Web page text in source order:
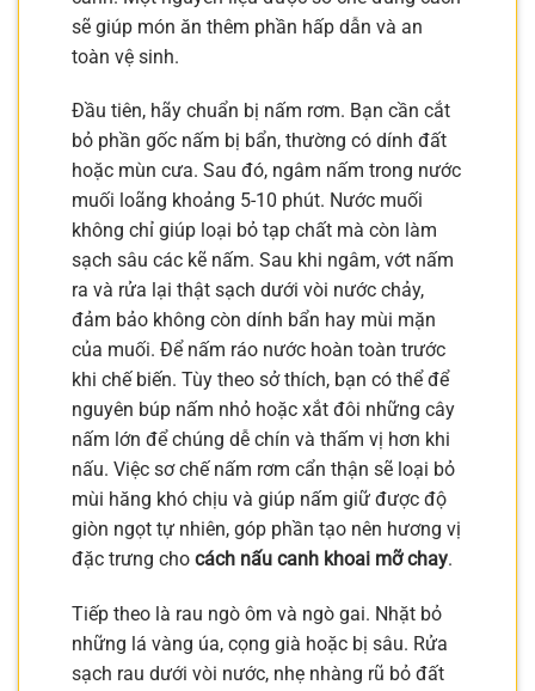
sẽ giúp món ăn thêm phần hấp dẫn và an
toàn vệ sinh.
Đầu tiên, hãy chuẩn bị nấm rơm. Bạn cần cắt
bỏ phần gốc nấm bị bẩn, thường có dính đất
hoặc mùn cưa. Sau đó, ngâm nấm trong nước
muối loãng khoảng 5-10 phút. Nước muối
không chỉ giúp loại bỏ tạp chất mà còn làm
sạch sâu các kẽ nấm. Sau khi ngâm, vớt nấm
ra và rửa lại thật sạch dưới vòi nước chảy,
đảm bảo không còn dính bẩn hay mùi mặn
của muối. Để nấm ráo nước hoàn toàn trước
khi chế biến. Tùy theo sở thích, bạn có thể để
nguyên búp nấm nhỏ hoặc xắt đôi những cây
nấm lớn để chúng dễ chín và thấm vị hơn khi
nấu. Việc sơ chế nấm rơm cẩn thận sẽ loại bỏ
mùi hăng khó chịu và giúp nấm giữ được độ
giòn ngọt tự nhiên, góp phần tạo nên hương vị
đặc trưng cho cách nấu canh khoai mỡ chay.
Tiếp theo là rau ngò ôm và ngò gai. Nhặt bỏ
những lá vàng úa, cọng già hoặc bị sâu. Rửa
sạch rau dưới vòi nước, nhẹ nhàng rũ bỏ đất